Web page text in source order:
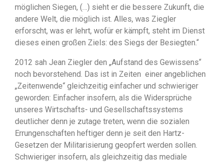
möglichen Siegen, (…) sieht er die bessere Zukunft, die
andere Welt, die möglich ist. Alles, was Ziegler
erforscht, was er lehrt, wofür er kämpft, steht im Dienst
dieses einen großen Ziels: des Siegs der Besiegten.“
2012 sah Jean Ziegler den „Aufstand des Gewissens“
noch bevorstehend. Das ist in Zeiten einer angeblichen
„Zeitenwende“ gleichzeitig einfacher und schwieriger
geworden: Einfacher insofern, als die Widersprüche
unseres Wirtschafts- und Gesellschaftssystems
deutlicher denn je zutage treten, wenn die sozialen
Errungenschaften heftiger denn je seit den Hartz-
Gesetzen der Militarisierung geopfert werden sollen.
Schwieriger insofern, als gleichzeitig das mediale